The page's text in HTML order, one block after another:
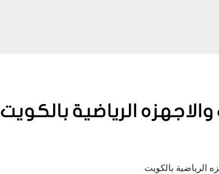
الرياضية بالكويت
الرياضية بالكويت